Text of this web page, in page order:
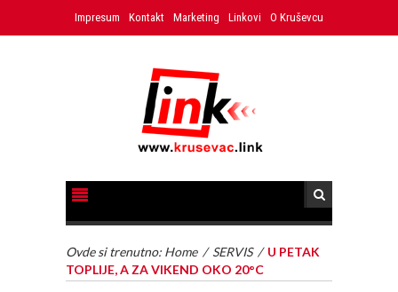
Impresum Kontakt Marketing Linkovi O Kruševcu
Ovde si trenutno: Home / SERVIS / U PETAK
TOPLIJE, A ZA VIKEND OKO 20°C